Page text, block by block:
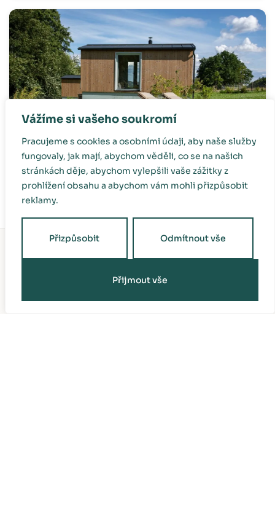
Vážíme si vašeho soukromí
Pracujeme s cookies a osobními údaji, aby naše služby
fungovaly, jak mají, abychom věděli, co se na našich
stránkách děje, abychom vylepšili vaše zážitky z
prohlížení obsahu a abychom vám mohli přizpůsobit
reklamy.
Přizpůsobit Odmítnout vše
Přijmout vše
Sedlovka Čira – noc a hvězdy
2 osob